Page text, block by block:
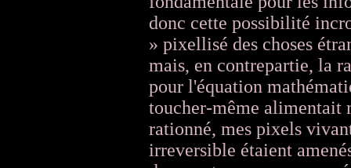
donc cette possibilité
» pixellisé des choses
mais, en contrepartie, la
pour l'équation
toucher-même alimentait
rationné, mes pixels
irreversible étaient